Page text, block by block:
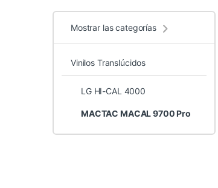
Mostrar las categorías
Vinilos Translúcidos
LG HI-CAL 4000
MACTAC MACAL 9700 Pro